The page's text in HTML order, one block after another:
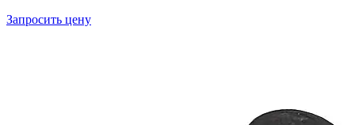
Запросить цену